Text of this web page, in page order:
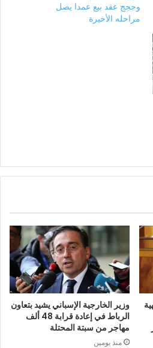
وحجج عقد بيع عمدا يصل
مراحله الأخيرة
وزير الخارجية الإسباني يشيد بتعاون
الرباط في إعادة قرابة 48 ألف
مهاجر من سبتة المحتلة
منذ يومين